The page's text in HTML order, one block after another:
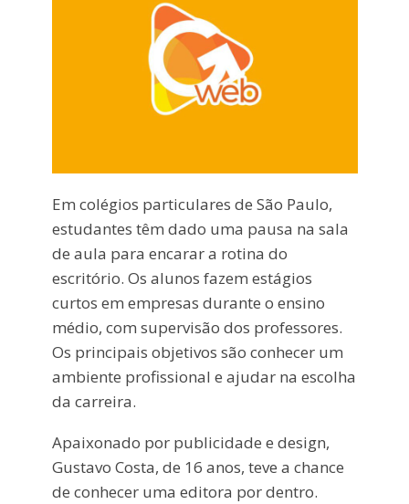
Em colégios particulares de São Paulo,
estudantes têm dado uma pausa na sala
de aula para encarar a rotina do
escritório. Os alunos fazem estágios
curtos em empresas durante o ensino
médio, com supervisão dos professores.
Os principais objetivos são conhecer um
ambiente profissional e ajudar na escolha
da carreira.
Apaixonado por publicidade e design,
Gustavo Costa, de 16 anos, teve a chance
de conhecer uma editora por dentro.